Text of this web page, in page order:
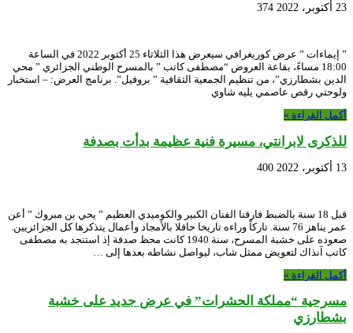
23 أكتوبر، 2022 374
” إيماءات ” عرض كوريغرافي سيعرض هذا الثلاثاء 25 أكتوبر 2022 في الساعة
18:00 مساءً، بقاعة العروض “مصطفى كاتب ” بالمسرح الوطني الجزائري ” محي
الدين بشطارزي”، من تنظيم الجمعية الثقافية ” بروفيل”. برنامج العرض: – استخبار
ولوحتي رقص عاصمي يليه شاوي
أكمل القراءة »
للذكرى لابرانتي، مسيرة فنية عظيمة بدأت بصدفة
13 أكتوبر، 2022 400
قبل 18 سنة بالضبط فارقنا الفنان الكبير والكوميدي العظيم ” يحي بن مبروك ” أعن
عمر يناهز 76 سنة. تاركاً وراءه تاريخا حافلا بالأمجاد وأعمال يتذكرها كل الجزائريين.
صعوده على خشبة المسرح، سنة 1940 كانت محظ صدفة إذ استنجد به مصطفى
كاتب آنذاك لتعويض ممثل شاب، ليواصل نشاطه بعدها إلى …
أكمل القراءة »
مسرحية “مملكة الحشرات” في عرض جديد على خشبة
بشطارزي